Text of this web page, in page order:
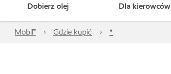
Dobierz olej Dla kierowców
Mobil™ Gdzie kupić *